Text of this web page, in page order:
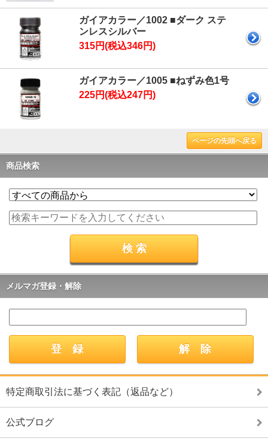
ガイアカラー／1002 ■ダーク ステ
ンレスシルバー
315円(税込346円)
ガイアカラー／1005 ■ねずみ色1号
225円(税込247円)
ページの先頭へ戻る
商品検索
メルマガ登録・解除
特定商取引法に基づく表記（返品など）
公式ブログ